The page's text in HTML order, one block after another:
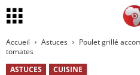
Accueil Astuces
Poulet grillé
tomates
ASTUCES
CUISINE